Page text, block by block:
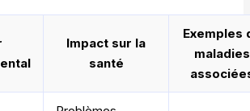
Impact sur la
santé
Exemples
maladies